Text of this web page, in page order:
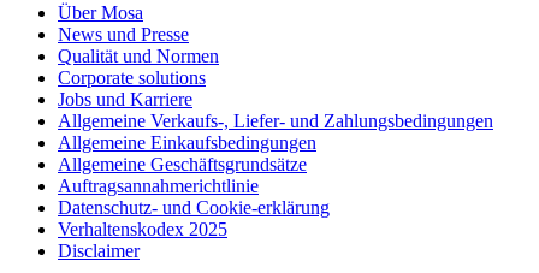
Über Mosa
News und Presse
Qualität und Normen
Corporate solutions
Jobs und Karriere
Allgemeine Verkaufs-, Liefer- und Zahlungsbedingungen
Allgemeine Einkaufsbedingungen
Allgemeine Geschäftsgrundsätze
Auftragsannahmerichtlinie
Datenschutz- und Cookie-erklärung
Verhaltenskodex 2025
Disclaimer